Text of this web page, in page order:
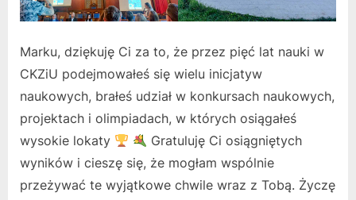
Marku, dziękuję Ci za to, że przez pięć lat nauki w
CKZiU podejmowałeś się wielu inicjatyw
naukowych, brałeś udział w konkursach naukowych,
projektach i olimpiadach, w których osiągałeś
wysokie lokaty
Gratuluję Ci osiągniętych
wyników i cieszę się, że mogłam wspólnie
przeżywać te wyjątkowe chwile wraz z Tobą. Życzę